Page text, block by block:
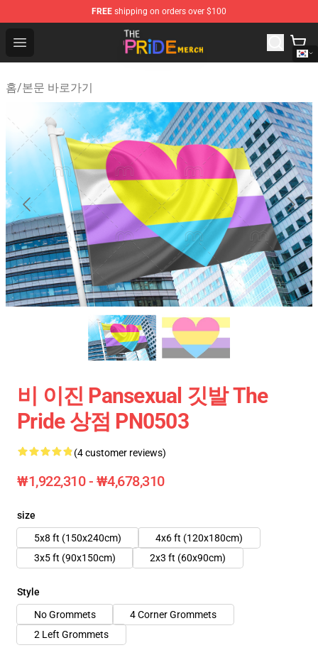
FREE shipping on orders over $100
Open menu
The Pride Shop - Official The Pride Merchandise Store
홈/본문 바로가기
비 이진 Pansexual 깃발 The
Pride 상점 PN0503
(4 customer reviews)
₩1,922,310 - ₩4,678,310
size
5x8 ft (150x240cm)
4x6 ft (120x180cm)
3x5 ft (90x150cm)
2x3 ft (60x90cm)
Style
No Grommets
4 Corner Grommets
2 Left Grommets